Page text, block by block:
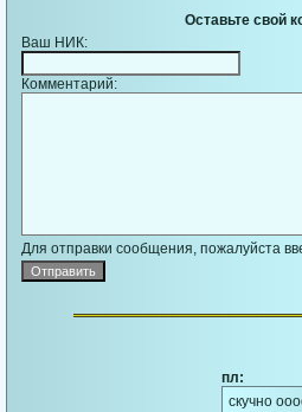
Оставьте свой
Ваш НИК:
Комментарий:
Для отправки сообщения, пожалуйста
пл:
скучно